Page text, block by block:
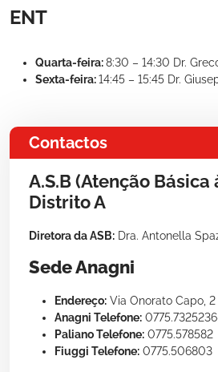
ENT
Quarta-feira:8:30 – 14:30 Dr.
Sexta-feira:14:45 – 15:45 Dr.
Contactos
A.S.B (Atenção Básica
Distrito A
Diretora da ASB: Dra. Antonella
Sede Anagni
Endereço: Via Onorato Capo,
Anagni Telefone:
Paliano Telefone: 0775.578582
Fiuggi Telefone: 0775.506803